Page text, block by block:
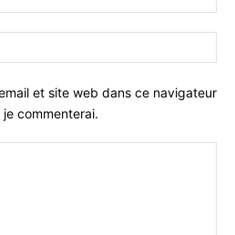
:*
:
et site web dans ce navigateur
commenterai.